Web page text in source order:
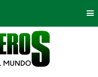
Bogotá
Deportes